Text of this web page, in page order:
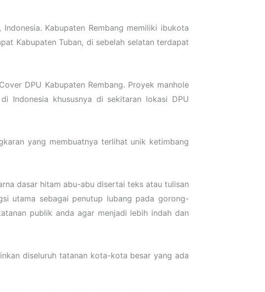
Kabupaten Rembang memiliki ibukota
Kabupaten Tuban, di sebelah selatan terdapat
DPU Kabupaten Rembang. Proyek manhole
Indonesia khususnya di sekitaran lokasi DPU
yang membuatnya terlihat unik ketimbang
dasar hitam abu-abu disertai teks atau tulisan
utama sebagai penutup lubang pada gorong-
publik anda agar menjadi lebih indah dan
diseluruh tatanan kota-kota besar yang ada